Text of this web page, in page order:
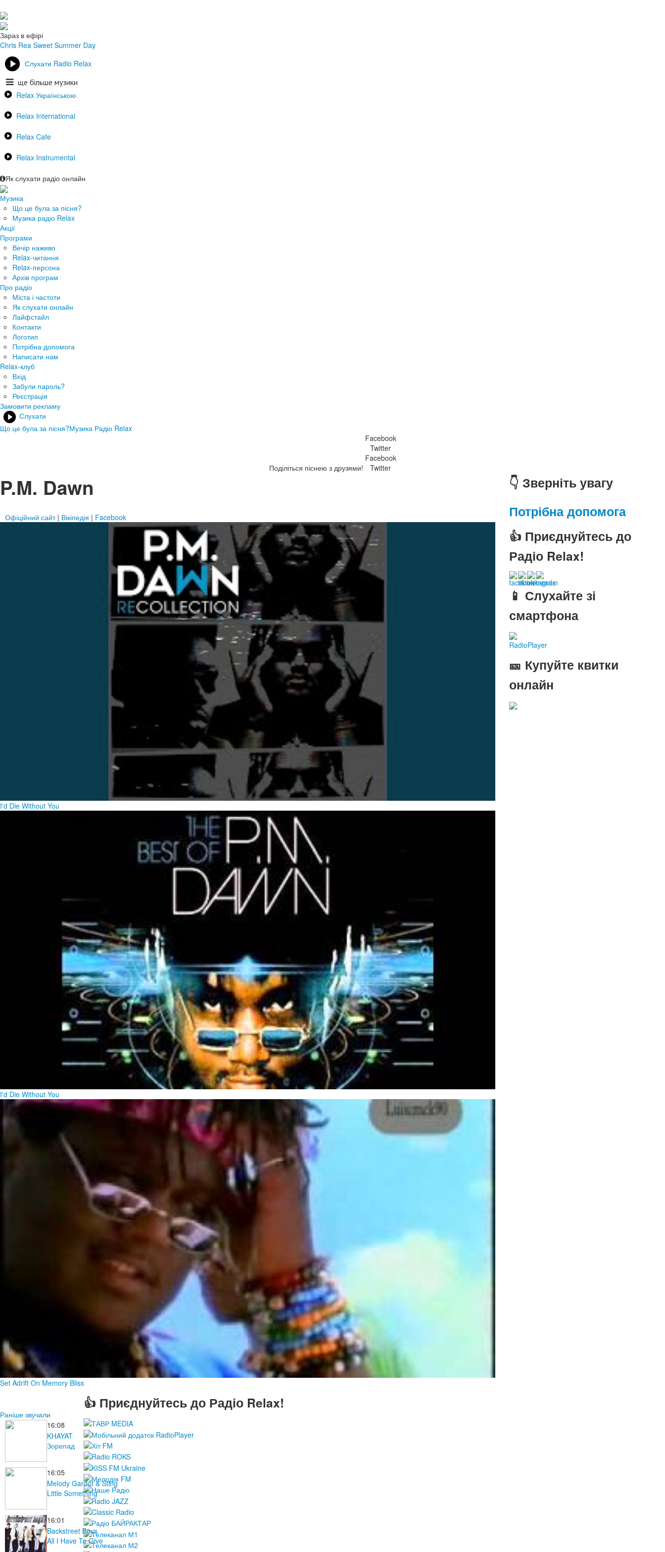
Зараз в ефірі
Chris Rea Sweet Summer Day
Раніше звучали
16:08
KHAYAT
Зорепад
16:05
Melody Gardot & Sting
Little Something
16:01
Backstreet Boys
All I Have To Give
Слухати Radio Relax
ще більше музики
Relax Українською
Relax International
Relax Cafe
Relax Instrumental
Як слухати радіо онлайн
Музика
Що це була за пісня?
Музика радіо Relax
Акції
Програми
Вечір наживо
Relax-читання
Relax-персона
Архів програм
Про радіо
Міста і частоти
Як слухати онлайн
Лайфстайл
Контакти
Логотип
Потрібна допомога
Написати нам
Relax-клуб
Вхід
Забули пароль?
Реєстрація
Замовити рекламу
Слухати
Що це була за пісня?Музика Радіо Relax
Поділіться піснею з друзями!
Facebook
Twitter
Facebook
Twitter
P.M. Dawn
Офіційний сайт| Вікіпедія | Facebook
I'd Die Without You
I'd Die Without You
Set Adrift On Memory Bliss
👇 Зверніть увагу
Потрібна допомога
👍 Приєднуйтесь до
Радіо Relax!
📱 Слухайте зі
смартфона
RadioPlayer
🎫 Купуйте квитки
онлайн
👍 Приєднуйтесь до Радіо Relax!